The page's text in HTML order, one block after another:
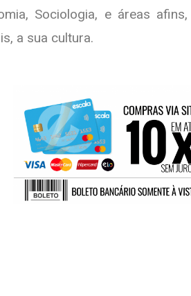
Sociologia, e áreas
a sua cultura.